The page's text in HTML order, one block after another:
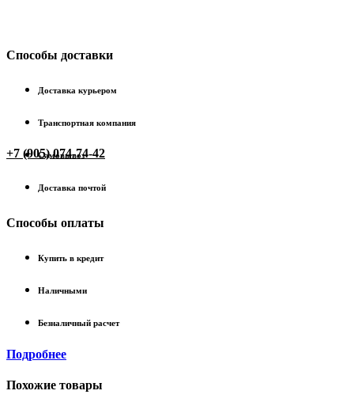
+7 (905) 074-74-42
Способы доставки
Доставка курьером
Транспортная компания
Самовывоз
Доставка почтой
Способы оплаты
Купить в кредит
Наличными
Безналичный расчет
Подробнее
Похожие товары